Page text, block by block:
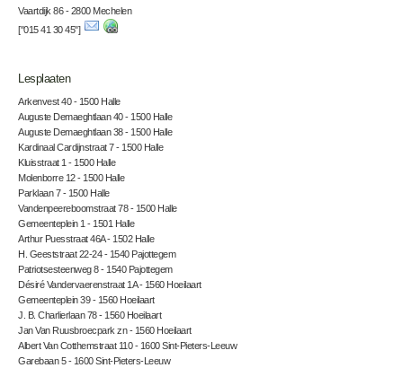
Vaartdijk 86 - 2800 Mechelen
["015 41 30 45"]
Lesplaaten
Arkenvest 40 - 1500 Halle
Auguste Demaeghtlaan 40 - 1500 Halle
Auguste Demaeghtlaan 38 - 1500 Halle
Kardinaal Cardijnstraat 7 - 1500 Halle
Kluisstraat 1 - 1500 Halle
Molenborre 12 - 1500 Halle
Parklaan 7 - 1500 Halle
Vandenpeereboomstraat 78 - 1500 Halle
Gemeenteplein 1 - 1501 Halle
Arthur Puesstraat 46A - 1502 Halle
H. Geeststraat 22-24 - 1540 Pajottegem
Patriotsesteenweg 8 - 1540 Pajottegem
Désiré Vandervaerenstraat 1A - 1560 Hoeilaart
Gemeenteplein 39 - 1560 Hoeilaart
J. B. Charlierlaan 78 - 1560 Hoeilaart
Jan Van Ruusbroecpark zn - 1560 Hoeilaart
Albert Van Cotthemstraat 110 - 1600 Sint-Pieters-Leeuw
Garebaan 5 - 1600 Sint-Pieters-Leeuw